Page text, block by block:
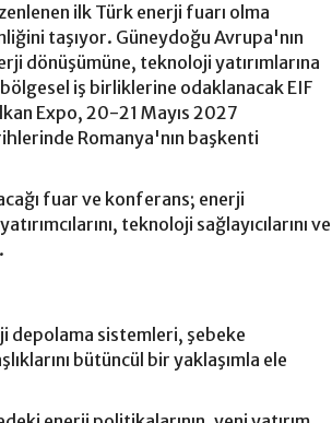
ilk Türk enerji fuarı olma
taşıyor. Güneydoğu Avrupa'nın
dönüşümüne, teknoloji yatırımlarına
iş birliklerine odaklanacak EIF
Expo, 20-21 Mayıs 2027
Romanya'nın başkenti
fuar ve konferans; enerji
teknoloji sağlayıcılarını ve
depolama sistemleri, şebeke
bütüncül bir yaklaşımla ele